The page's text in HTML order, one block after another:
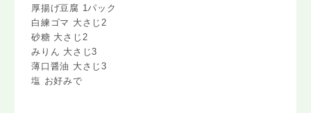
厚揚げ豆腐 1パック
白練ゴマ 大さじ2
砂糖 大さじ2
みりん 大さじ3
薄口醤油 大さじ3
塩 お好みで